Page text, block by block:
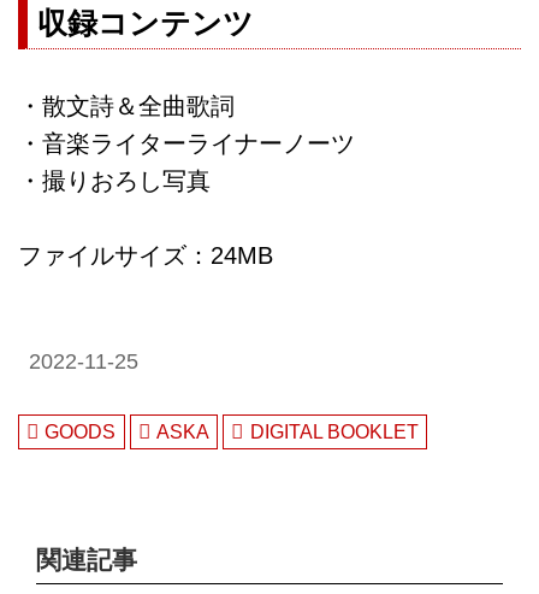
収録コンテンツ
・散文詩＆全曲歌詞
・音楽ライターライナーノーツ
・撮りおろし写真
ファイルサイズ：24MB
2022-11-25
GOODS ASKA DIGITAL BOOKLET
関連記事